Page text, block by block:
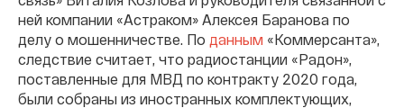
ней компании «Астраком» Алексея Баранова по
делу о мошенничестве. По данным «Коммерсанта»,
следствие считает, что радиостанции «Радон»,
поставленные для МВД по контракту 2020 года,
были собраны из иностранных комплектующих,